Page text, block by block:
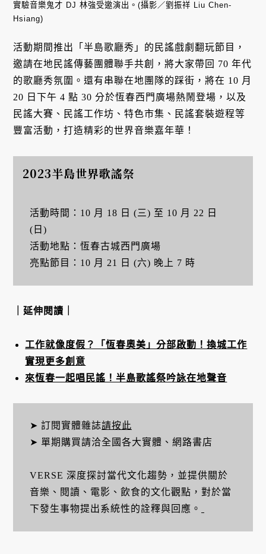
實驗音樂鬼才 DJ 林強受邀演出。(攝影／劉振祥 Liu Chen-
Hsiang)
活動期間推出「半島歌廳秀」的民謠戲劇翻玩節目，
邀請在地民謠傳藝團體聯手共創，將大家帶回 70 年代
的歌廳秀氛圍。還有串聯在地團隊的踩街，將在 10 月
20 日下午 4 點 30 分於恆春西門廣場熱鬧登場，以及
民謠大賽、民謠工作坊、特色市集、民謠套裝遊程等
豐富活動，打造精彩的世界音樂嘉年華！
2023半島世界歌謠祭
活動時間：10 月 18 日 (三) 至 10 月 22 日
(日)
活動地點：恆春古城西門廣場
亮點節目：10 月 21 日 (六) 晚上 7 時
｜延伸閱讀｜
工作就像度假？「恆春奧美」分部啟動！換城工作
實現更多創意
來恆春一起唱民謠！半島歌謠祭吟詠在地聲音
➤ 訂閱實體雜誌請按此
➤ 單期購買請洽全國各大實體、網路書店
VERSE 深度探討當代文化趨勢，並提供關於
音樂、閱讀、電影、飲食的文化觀點，對於當
下發生事物提出系統性的詮釋與回應。